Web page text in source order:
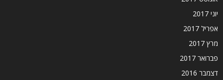
יוני 2017
אפריל 2017
מרץ 2017
פברואר 2017
דצמבר 2016